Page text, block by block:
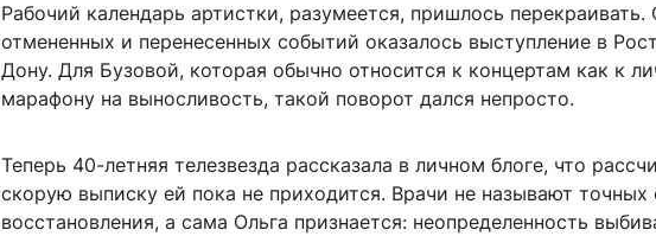
Рабочий календарь артистки, разумеется, пришлось перекраивать.
отмененных и перенесенных событий оказалось выступление в
Дону. Для Бузовой, которая обычно относится к концертам как к
марафону на выносливость, такой поворот дался непросто.
Теперь 40-летняя телезвезда рассказала в личном блоге, что
скорую выписку ей пока не приходится. Врачи не называют точных
восстановления, а сама Ольга признается: неопределенность